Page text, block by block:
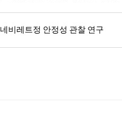
네비레트정 안정성 관찰 연구